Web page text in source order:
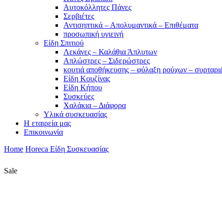
Αυτοκόλλητες Πάνες
Σερβιέτες
Αντισηπτικά – Απολυμαντικά – Επιθέματα
προσωπική υγιεινή
Είδη Σπιτιού
Λεκάνες – Καλάθια Άπλυτων
Απλώστρες – Σιδερώστρες
κουτιά αποθήκευσης – φύλαξη ρούχων –
Είδη Κουζίνας
Είδη Κήπου
Συσκεύες
Χαλάκια – Διάφορα
Yλικά συσκευασίας
Η εταιρεία μας
Επικοινωνία
Home Horeca Είδη Συσκευασίας
Sale